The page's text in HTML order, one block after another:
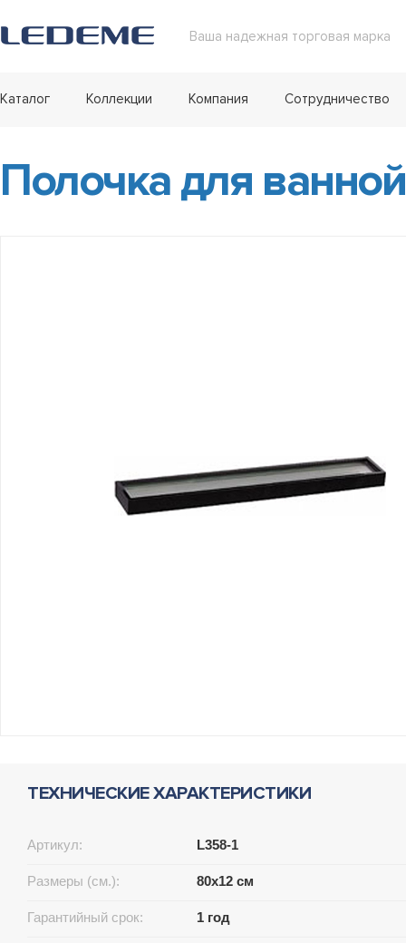
Ваша надежная торговая марка
Каталог Коллекции Компания Сотрудничество
Полочка для
ТЕХНИЧЕСКИЕ ХАРАКТЕРИСТИКИ
Артикул: L358-1
Размеры (см.): 80x12 см
Гарантийный срок: 1 год